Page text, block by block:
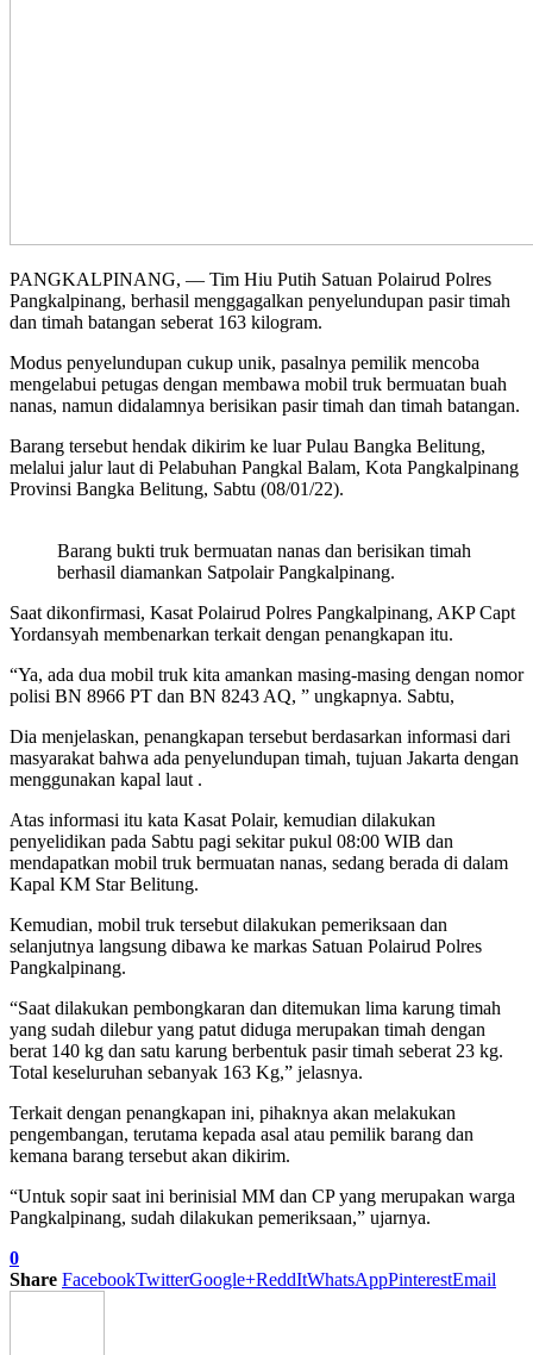
PANGKALPINANG, — Tim Hiu Putih Satuan Polairud Polres
Pangkalpinang, berhasil menggagalkan penyelundupan pasir timah
dan timah batangan seberat 163 kilogram.
Modus penyelundupan cukup unik, pasalnya pemilik mencoba
mengelabui petugas dengan membawa mobil truk bermuatan buah
nanas, namun didalamnya berisikan pasir timah dan timah batangan.
Barang tersebut hendak dikirim ke luar Pulau Bangka Belitung,
melalui jalur laut di Pelabuhan Pangkal Balam, Kota Pangkalpinang
Provinsi Bangka Belitung, Sabtu (08/01/22).
Barang bukti truk bermuatan nanas dan berisikan timah
berhasil diamankan Satpolair Pangkalpinang.
Saat dikonfirmasi, Kasat Polairud Polres Pangkalpinang, AKP Capt
Yordansyah membenarkan terkait dengan penangkapan itu.
“Ya, ada dua mobil truk kita amankan masing-masing dengan nomor
polisi BN 8966 PT dan BN 8243 AQ, ” ungkapnya. Sabtu,
Dia menjelaskan, penangkapan tersebut berdasarkan informasi dari
masyarakat bahwa ada penyelundupan timah, tujuan Jakarta dengan
menggunakan kapal laut .
Atas informasi itu kata Kasat Polair, kemudian dilakukan
penyelidikan pada Sabtu pagi sekitar pukul 08:00 WIB dan
mendapatkan mobil truk bermuatan nanas, sedang berada di dalam
Kapal KM Star Belitung.
Kemudian, mobil truk tersebut dilakukan pemeriksaan dan
selanjutnya langsung dibawa ke markas Satuan Polairud Polres
Pangkalpinang.
“Saat dilakukan pembongkaran dan ditemukan lima karung timah
yang sudah dilebur yang patut diduga merupakan timah dengan
berat 140 kg dan satu karung berbentuk pasir timah seberat 23 kg.
Total keseluruhan sebanyak 163 Kg,” jelasnya.
Terkait dengan penangkapan ini, pihaknya akan melakukan
pengembangan, terutama kepada asal atau pemilik barang dan
kemana barang tersebut akan dikirim.
“Untuk sopir saat ini berinisial MM dan CP yang merupakan warga
Pangkalpinang, sudah dilakukan pemeriksaan,” ujarnya.
0
Share FacebookTwitterGoogle+ReddItWhatsAppPinterestEmail